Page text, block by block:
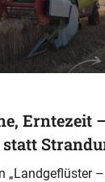
Erntezeit
„Landgeflüster